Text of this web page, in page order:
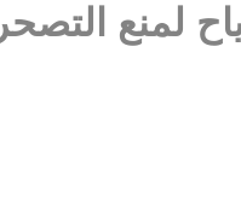
لمنع التصحر